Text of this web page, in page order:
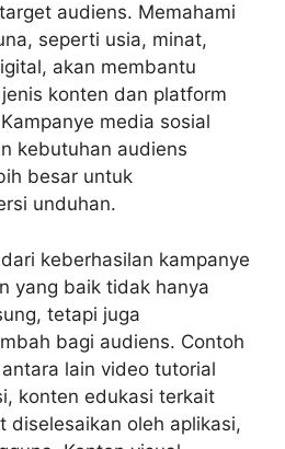
audiens. Memahami
seperti usia, minat,
akan membantu
konten dan platform
media sosial
kebutuhan audiens
besar untuk
unduhan.
keberhasilan kampanye
yang baik tidak hanya
tetapi juga
bagi audiens. Contoh
lain video tutorial
konten edukasi terkait
diselesaikan oleh aplikasi,